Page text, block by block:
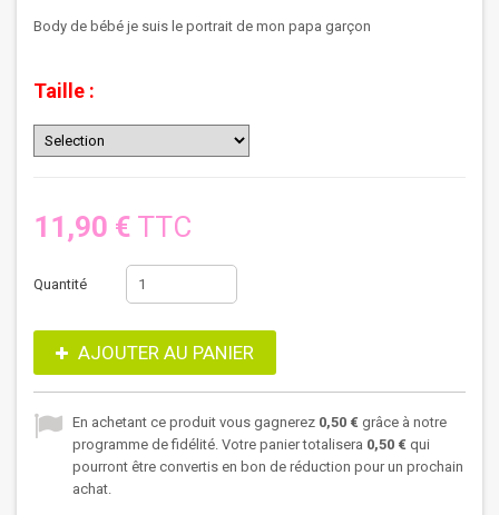
Body de bébé je suis le portrait de mon papa garçon
Taille :
11,90 € TTC
Quantité
AJOUTER AU PANIER
En achetant ce produit vous gagnerez 0,50 € grâce à notre
programme de fidélité. Votre panier totalisera 0,50 € qui
pourront être convertis en bon de réduction pour un prochain
achat.